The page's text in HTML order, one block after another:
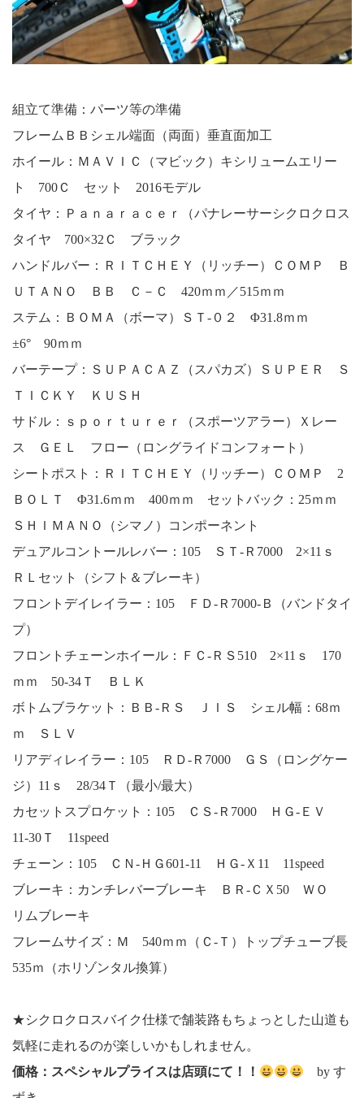
組立て準備：パーツ等の準備
フレームＢＢシェル端面（両面）垂直面加工
ホイール：ＭＡＶＩＣ（マビック）キシリュームエリー
ト 700Ｃ セット 2016モデル
タイヤ：Ｐａｎａｒａｃｅｒ（パナレーサーシクロクロス
タイヤ 700×32Ｃ ブラック
ハンドルバー：ＲＩＴＣＨＥＹ（リッチー）ＣＯＭＰ Ｂ
ＵＴＡＮＯ ＢＢ Ｃ－Ｃ 420ｍｍ／515ｍｍ
ステム：ＢＯＭＡ（ボーマ）ＳＴ-０２ Φ31.8ｍｍ
±6° 90ｍｍ
バーテープ：ＳＵＰＡＣＡＺ（スパカズ）ＳＵＰＥＲ Ｓ
ＴＩＣＫＹ ＫＵＳＨ
サドル：ｓｐｏｒｔｕｒｅｒ（スポーツアラー）Ｘレー
ス ＧＥＬ フロー（ロングライドコンフォート）
シートポスト：ＲＩＴＣＨＥＹ（リッチー）ＣＯＭＰ 2
ＢＯＬＴ Φ31.6ｍｍ 400ｍｍ セットバック：25ｍｍ
ＳＨＩＭＡＮＯ（シマノ）コンポーネント
デュアルコントールレバー：105 ＳＴ-Ｒ7000 2×11ｓ
ＲＬセット（シフト＆ブレーキ）
フロントデイレイラー：105 ＦＤ‐Ｒ7000-Ｂ（バンドタイ
プ）
フロントチェーンホイール：ＦＣ-ＲＳ510 2×11ｓ 170
ｍｍ 50-34Ｔ ＢＬＫ
ボトムブラケット：ＢＢ-ＲＳ ＪＩＳ シェル幅：68ｍ
ｍ ＳＬＶ
リアディレイラー：105 ＲＤ-Ｒ7000 ＧＳ（ロングケー
ジ）11ｓ 28/34Ｔ（最小/最大）
カセットスプロケット：105 ＣＳ-Ｒ7000 ＨＧ-ＥＶ
11-30Ｔ 11speed
チェーン：105 ＣＮ-ＨＧ601-11 ＨＧ-Ｘ11 11speed
ブレーキ：カンチレバーブレーキ ＢＲ-ＣＸ50 ＷＯ
リムブレーキ
フレームサイズ：Ｍ 540ｍｍ（Ｃ-Ｔ）トップチューブ長
535ｍ（ホリゾンタル換算）
★シクロクロスバイク仕様で舗装路もちょっとした山道も
気軽に走れるのが楽しいかもしれません。
価格：スペシャルプライスは店頭にて！！
by す